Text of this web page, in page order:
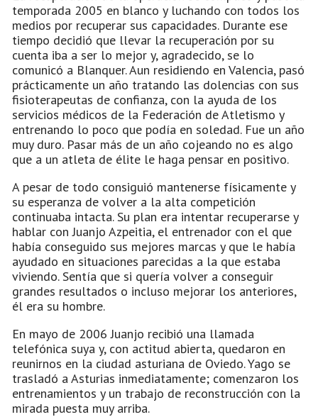
temporada 2005 en blanco y luchando con todos los
medios por recuperar sus capacidades. Durante ese
tiempo decidió que llevar la recuperación por su
cuenta iba a ser lo mejor y, agradecido, se lo
comunicó a Blanquer. Aun residiendo en Valencia, pasó
prácticamente un año tratando las dolencias con sus
fisioterapeutas de confianza, con la ayuda de los
servicios médicos de la Federación de Atletismo y
entrenando lo poco que podía en soledad. Fue un año
muy duro. Pasar más de un año cojeando no es algo
que a un atleta de élite le haga pensar en positivo.
A pesar de todo consiguió mantenerse físicamente y
su esperanza de volver a la alta competición
continuaba intacta. Su plan era intentar recuperarse y
hablar con Juanjo Azpeitia, el entrenador con el que
había conseguido sus mejores marcas y que le había
ayudado en situaciones parecidas a la que estaba
viviendo. Sentía que si quería volver a conseguir
grandes resultados o incluso mejorar los anteriores,
él era su hombre.
En mayo de 2006 Juanjo recibió una llamada
telefónica suya y, con actitud abierta, quedaron en
reunirnos en la ciudad asturiana de Oviedo. Yago se
trasladó a Asturias inmediatamente; comenzaron los
entrenamientos y un trabajo de reconstrucción con la
mirada puesta muy arriba.